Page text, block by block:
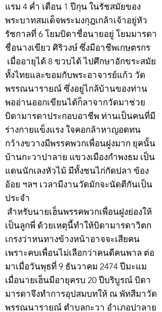
แรม 4 ค่ำ เดือน 1 ปีกุน ในรัชสมัยของ
พระบาทสมเด็จพระมงกุฎเกล้าเจ้าอยู่หัว
รัชกาลที่ 6 โยมบิดาชื่อนายอยู่ โยมมารดา
ชื่อนางเขียว ศิริวงษ์ ซึ่งมีอาชีพเกษตรกร
เมื่ออายุได้ 8 ขวบได้ ไปศึกษาอักขระสมัย
ทั้งไทยและขอมกับพระอาจารย์แก้ว วัด
พรรณนารายณ์ ซึ่งอยู่ไกล้บ้านของท่าน
พออ่านออกเขียนได้ก็ลาจากวัดมาช่วย
บิดามารดาประกอบอาชีพ ท่านเป็นคนที่มี
ร่างกายแข็งแรง ใจคอกล้าหาญอดทน
กว้างขวางมีพรรคพวกเพื่อนฝูงมาก ยุคนั้น
บ้านกะวาปาลาย แขวงเมืองกำพงธม เป็น
แดนนักเลงหัวไม้ มีทั้งชนไก่กัดปลา ข้อง
อ้อย ฯลฯ เวลามีงานวัดมักจะนัดตีกันเป็น
ประจำ
สำหรับนายเฮ็นพรรคพวกเพื่อนฝูงย่องให้
เป็นลูกพี่ ด้วยเหตุนี้ทำให้บิดามารดาวิตก
เกรงว่าหนทางข้างหน้าอาจจะเสียคน
เพราะคบเพื่อนไม่เลือกว่าคนดีคนพาล ต่อ
มาเมื่อวันพุธที่ 9 ธันวาคม 2474 ปีมะแม
เมื่อนายเฮ็นมีอายุครบ 20 ปีบริบูรณ์ บิดา
มารดาจึงทำการอุปสมบทให้ ณ พัทสีมาวัด
พรรณนารายณ์ ตำบลกะวา อำเภอปาลาย